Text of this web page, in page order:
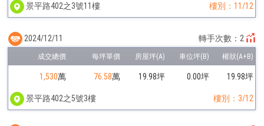
景平路402之3號11樓 樓別：11/12
1,530萬 76.58萬 19.98坪 0.00坪 19.98坪
景平路402之5號3樓 樓別：3/12
2024/12/11 轉手次數：2